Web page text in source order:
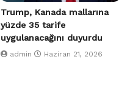
Trump, Kanada mallarına
yüzde 35 tarife
uygulanacağını duyurdu
admin Haziran 21, 2026